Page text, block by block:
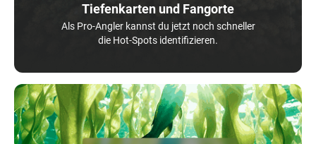
Tiefenkarten und Fangorte
Als Pro-Angler kannst du jetzt noch schneller
die Hot-Spots identifizieren.